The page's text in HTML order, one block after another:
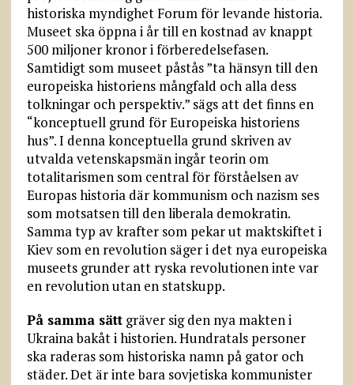
historiska myndighet Forum för levande historia.
Museet ska öppna i år till en kostnad av knappt
500 miljoner kronor i förberedelsefasen.
Samtidigt som museet påstås ”ta hänsyn till den
europeiska historiens mångfald och alla dess
tolkningar och perspektiv.” sägs att det finns en
“konceptuell grund för Europeiska historiens
hus”. I denna konceptuella grund skriven av
utvalda vetenskapsmän ingår teorin om
totalitarismen som central för förståelsen av
Europas historia där kommunism och nazism ses
som motsatsen till den liberala demokratin.
Samma typ av krafter som pekar ut maktskiftet i
Kiev som en revolution säger i det nya europeiska
museets grunder att ryska revolutionen inte var
en revolution utan en statskupp.
På samma sättgräver sig den nya makten i
Ukraina bakåt i historien. Hundratals personer
ska raderas som historiska namn på gator och
städer. Det är inte bara sovjetiska kommunister